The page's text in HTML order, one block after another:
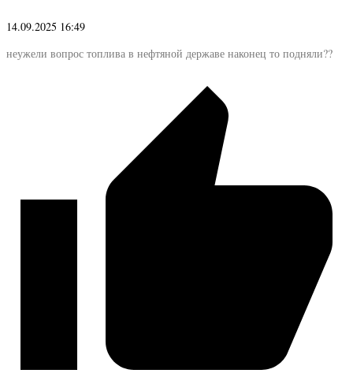
14.09.2025 16:49
неужели вопрос топлива в нефтяной державе наконец то подняли??